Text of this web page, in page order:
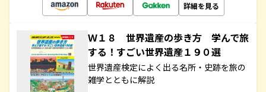
詳細を見る
Ｗ１８ 世界遺産の歩き方 学んで旅
する！すごい世界遺産１９０選
世界遺産検定によく出る名所・史跡を旅の
雑学とともに解説